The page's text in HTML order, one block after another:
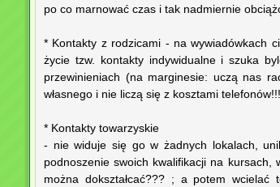
po co marnować czas i tak nadmiernie
* Kontakty z rodzicami - na wywiadówkach
życie tzw. kontakty indywidualne i szuka
przewinieniach (na marginesie: uczą nas
własnego i nie liczą się z kosztami
* Kontakty towarzyskie
- nie widuje się go w żadnych lokalach,
podnoszenie swoich kwalifikacji na
można dokształcać??? ; a potem